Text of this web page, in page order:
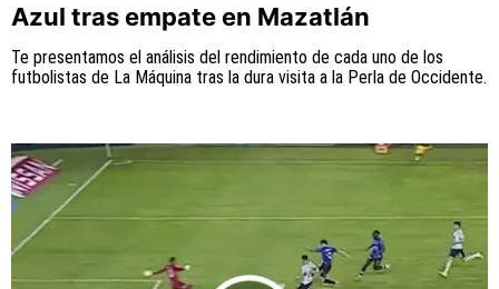
Azul tras empate en Mazatlán
Te presentamos el análisis del rendimiento de cada uno de los
futbolistas de La Máquina tras la dura visita a la Perla de Occidente.